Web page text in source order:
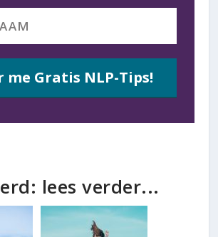
lees verder...
me Gratis NLP-Tips!